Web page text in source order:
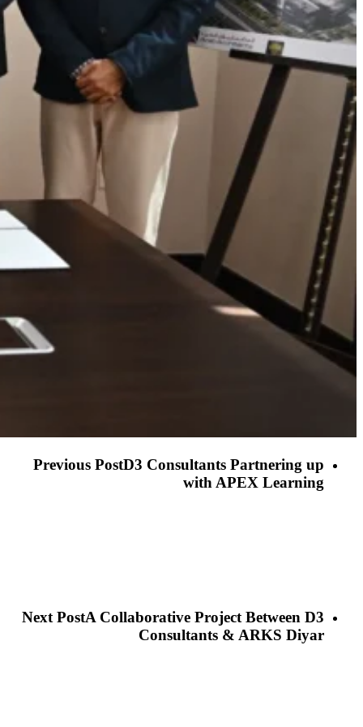
Previous PostD3 Consultants Partnering up
with APEX Learning
Next PostA Collaborative Project Between D3
Consultants & ARKS Diyar